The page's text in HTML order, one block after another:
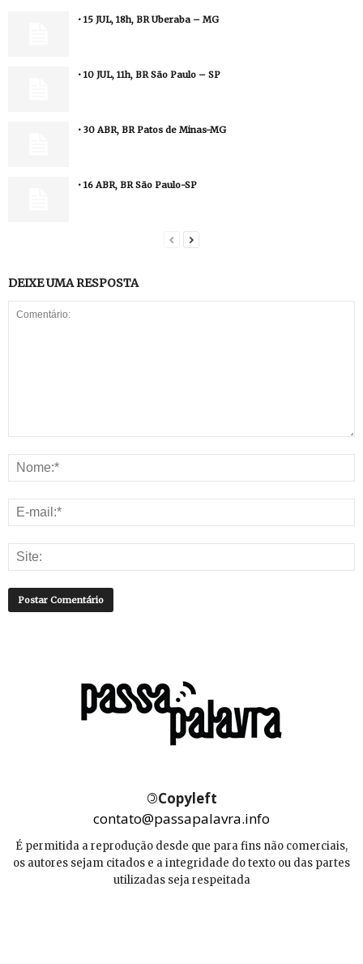
• 15 JUL, 18h, BR Uberaba – MG
• 10 JUL, 11h, BR São Paulo – SP
• 30 ABR, BR Patos de Minas-MG
• 16 ABR, BR São Paulo-SP
DEIXE UMA RESPOSTA
©Copyleft
contato@passapalavra.info
É permitida a reprodução desde que para fins não comerciais,
os autores sejam citados e a integridade do texto ou das partes
utilizadas seja respeitada